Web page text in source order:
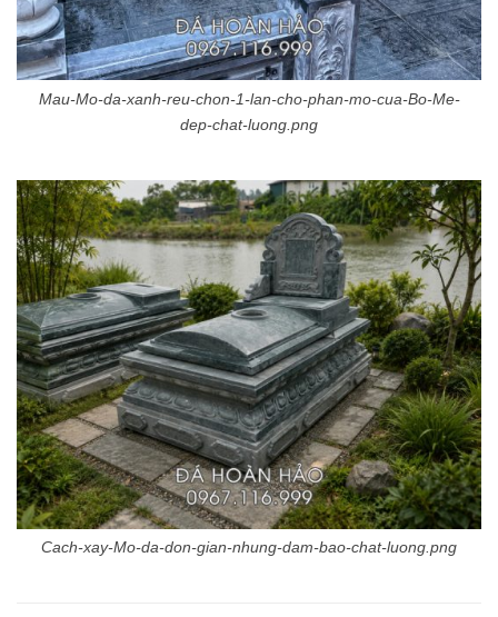
Mau-Mo-da-xanh-reu-chon-1-lan-cho-phan-mo-cua-Bo-Me-
dep-chat-luong.png
Cach-xay-Mo-da-don-gian-nhung-dam-bao-chat-luong.png